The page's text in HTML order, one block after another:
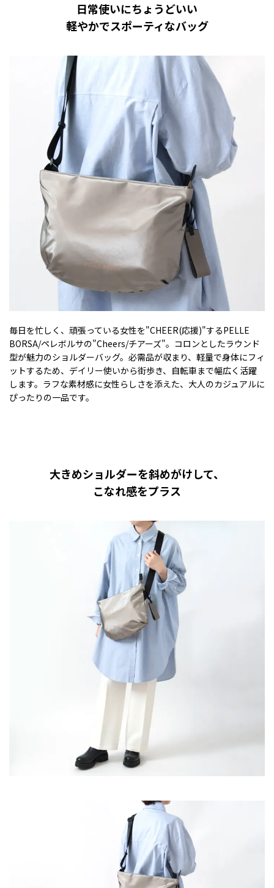
日常使いにちょうどいい
軽やかでスポーティなバッグ
毎日を忙しく、頑張っている女性を"CHEER(応援)"するPELLE
BORSA/ペレボルサの"Cheers/チアーズ"。コロンとしたラウンド
型が魅力のショルダーバッグ。必需品が収まり、軽量で身体にフィ
ットするため、デイリー使いから街歩き、自転車まで幅広く活躍
します。ラフな素材感に女性らしさを添えた、大人のカジュアルに
ぴったりの一品です。
大きめショルダーを斜めがけして、
こなれ感をプラス